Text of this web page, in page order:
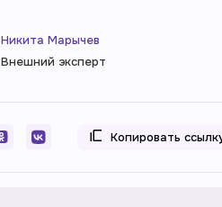
Никита Марычев
Внешний эксперт
Копировать